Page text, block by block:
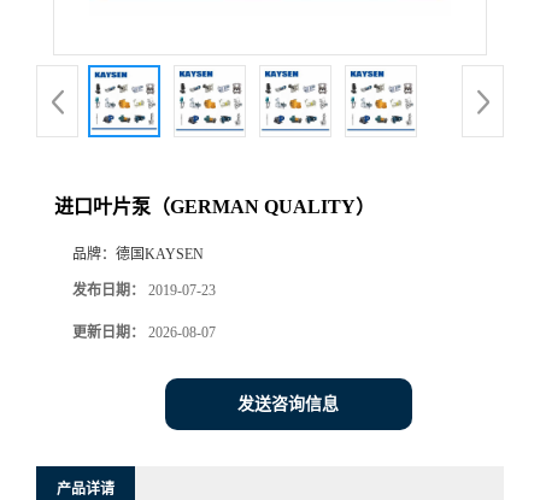
进口叶片泵（GERMAN QUALITY）
品牌： 德国KAYSEN
发布日期： 2019-07-23
更新日期： 2026-08-07
发送咨询信息
产品详请